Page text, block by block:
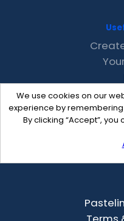
We use cookies on our
experience by
By clicking “Accept”,